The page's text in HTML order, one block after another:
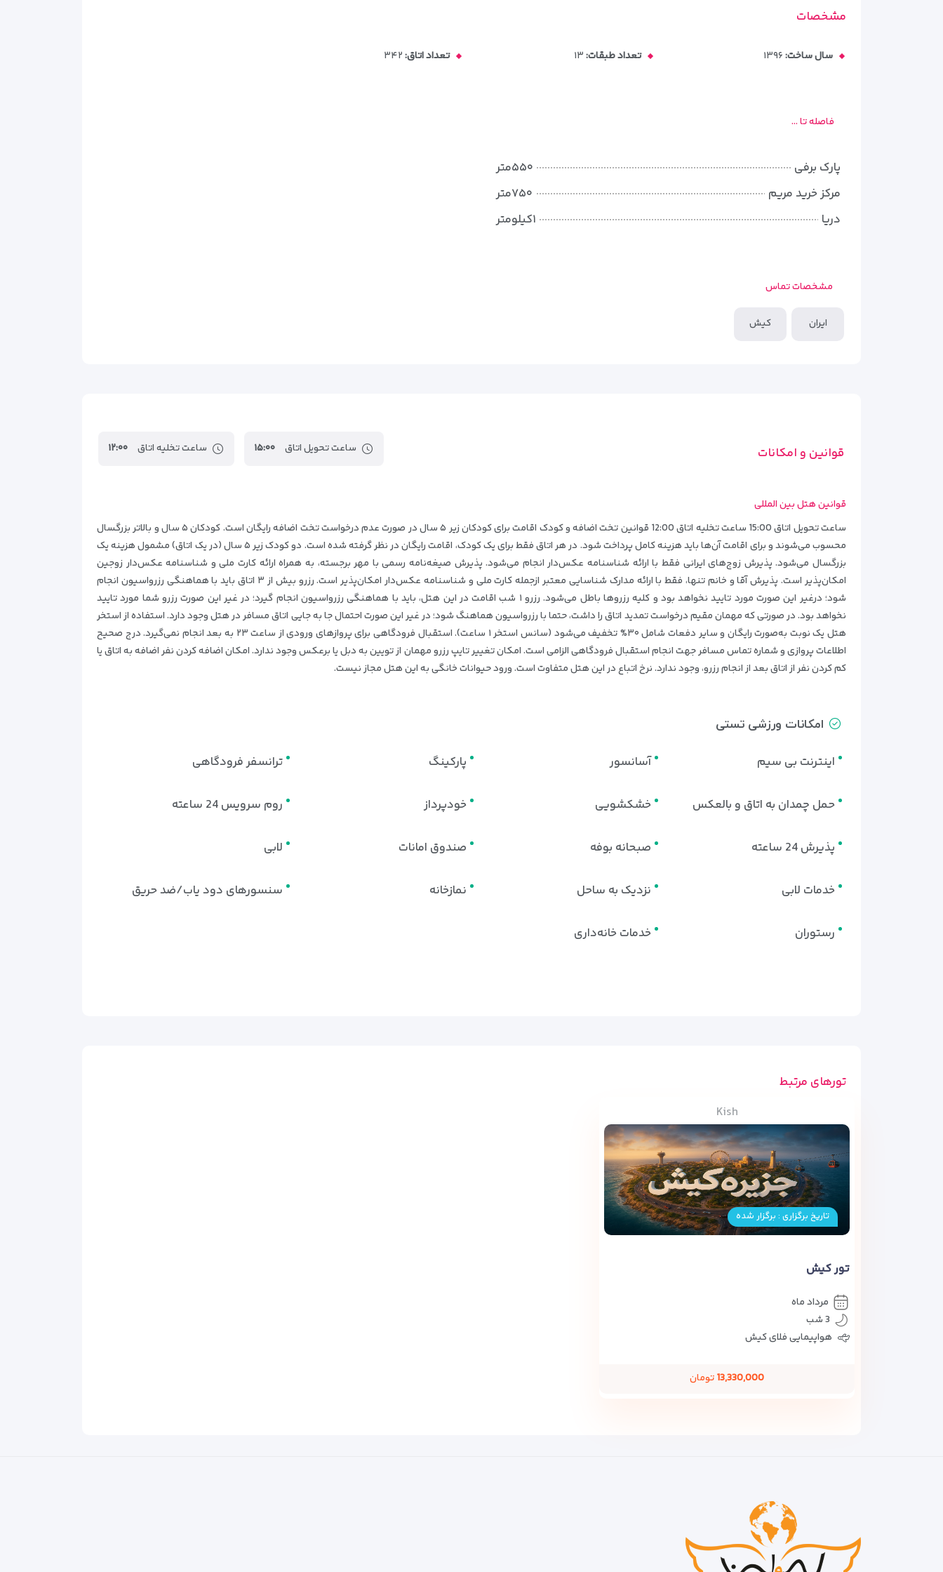
مشخصات
سال ساخت:۱۳۹۶ تعداد طبقات:۱۳ تعداد اتاق:۳۴۲
فاصله تا ...
پارک برفی
۵۵۰متر
مرکز خرید مریم
۷۵۰متر
دریا
۱کیلومتر
مشخصات تماس
ایران کیش
قوانین و امکانات ساعت تحویل اتاق ۱۵:۰۰ ساعت تخلیه اتاق ۱۲:۰۰
قوانین هتل بین المللی
ساعت تحویل اتاق 15:00 ساعت تخلیه اتاق 12:00 قوانین تخت اضافه و کودک اقامت برای کودکان زیر ۵ سال در صورت عدم درخواست تخت اضافه رایگان است. کودکان ۵ سال و بالاتر بزرگسال
محسوب می‌شوند و برای اقامت آن‌ها باید هزینه کامل پرداخت شود. در هر اتاق فقط برای یک کودک، اقامت رایگان در نظر گرفته شده است. دو کودک زير ۵ سال (در يک اتاق) مشمول هزينه يک
بزرگسال می‌شود. پذیرش زوج‌های ایرانی فقط با ارائه شناسنامه عکس‌دار انجام می‌شود. پذیرش صیغه‌نامه رسمی با مهر برجسته، به همراه ارائه کارت ملی و شناسنامه عکس‌دار زوجین
امکان‌پذیر است. پذیرش آقا و خانم تنها، فقط با ارائه مدارک شناسایی معتبر ازجمله کارت ملی و شناسنامه عکس‌دار امکان‌پذیر است. رزرو بيش از ۳ اتاق باید با هماهنگی رزرواسيون انجام
شود؛ درغير اين صورت مورد تاييد نخواهد بود و کليه رزروها باطل می‌شود. رزرو ۱ شب اقامت در این هتل، باید با هماهنگی رزرواسیون انجام گیرد؛ در غیر این صورت رزرو شما مورد تایید
نخواهد بود. در صورتی که مهمان مقیم درخواست تمدید اتاق را داشت، حتما با رزرواسيون هماهنگ شود؛ در غير اين صورت احتمال جا به جايی اتاق مسافر در هتل وجود دارد. استفاده از استخر
هتل يک نوبت به‌صورت رايگان و ساير دفعات شامل ۳۰% تخفيف می‌شود (سانس استخر ۱ ساعت). استقبال فرودگاهی برای پروازهای ورودی از ساعت ۲۳ به بعد انجام نمی‌گیرد. درج صحيح
اطلاعات پروازی و شماره تماس مسافر جهت انجام استقبال فرودگاهی الزامی است. امکان تغيير تايپ رزرو مهمان از تويين به دبل يا برعکس وجود ندارد. امکان اضافه کردن نفر اضافه به اتاق يا
کم کردن نفر از اتاق بعد از انجام رزرو، وجود ندارد. نرخ اتباع در این هتل متفاوت است. ورود حیوانات خانگی به این هتل مجاز نیست.
امکانات ورزشی تستی
اینترنت بی سیم آسانسور پارکینگ ترانسفر فرودگاهی
حمل چمدان به اتاق و بالعکس خشکشویی خودپرداز روم سرویس 24 ساعته
پذیرش 24 ساعته صبحانه بوفه صندوق امانات لابی
خدمات لابی نزدیک به ساحل نمازخانه سنسورهای دود یاب/ضد حریق
رستوران خدمات خانه‌داری
تورهای مرتبط
Kish
تاریخ برگزاری : برگزار شده
تور کیش
مرداد ماه
3 شب
هواپیمایی فلای کیش
13,330,000تومان